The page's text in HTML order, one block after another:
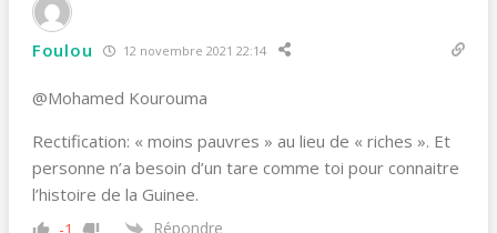
Foulou 12 novembre 2021 22:14
@Mohamed Kourouma
Rectification: « moins pauvres » au lieu de « riches ». Et
personne n’a besoin d’un tare comme toi pour connaitre
l’histoire de la Guinee.
Répondre